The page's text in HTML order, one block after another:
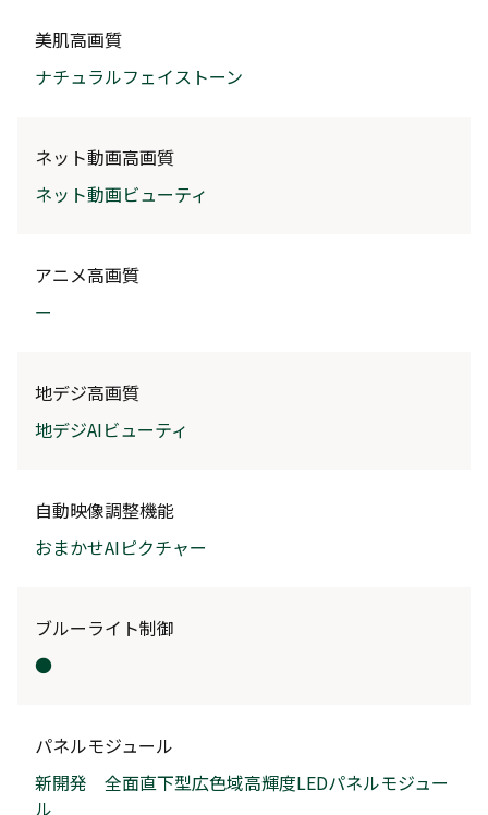
美肌高画質
ナチュラルフェイストーン
ネット動画高画質
ネット動画ビューティ
アニメ高画質
ー
地デジ高画質
地デジAIビューティ
自動映像調整機能
おまかせAIピクチャー
ブルーライト制御
●
パネルモジュール
新開発 全面直下型広色域高輝度LEDパネルモジュー
ル